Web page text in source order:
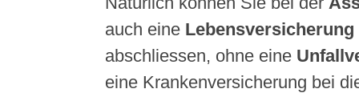
auch eine Lebensversicherung
abschliessen, ohne eine
eine Krankenversicherung bei